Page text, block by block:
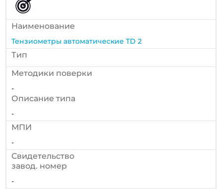
Наименование
Тензиометры автоматические TD 2
Тип
Методики поверки
-
Описание типа
-
МПИ
-
Cвидетельство
завод. номер
-